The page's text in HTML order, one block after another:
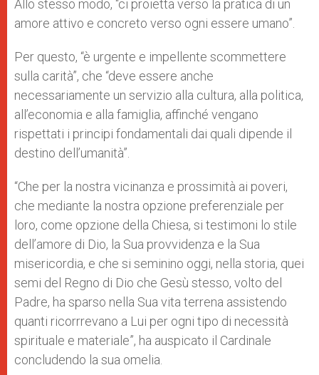
Allo stesso modo, “ci proietta verso la pratica di un
amore attivo e concreto verso ogni essere umano”.
Per questo, “è urgente e impellente scommettere
sulla carità”, che “deve essere anche
necessariamente un servizio alla cultura, alla politica,
all’economia e alla famiglia, affinché vengano
rispettati i principi fondamentali dai quali dipende il
destino dell’umanità”.
“Che per la nostra vicinanza e prossimità ai poveri,
che mediante la nostra opzione preferenziale per
loro, come opzione della Chiesa, si testimoni lo stile
dell’amore di Dio, la Sua provvidenza e la Sua
misericordia, e che si seminino oggi, nella storia, quei
semi del Regno di Dio che Gesù stesso, volto del
Padre, ha sparso nella Sua vita terrena assistendo
quanti ricorrrevano a Lui per ogni tipo di necessità
spirituale e materiale”, ha auspicato il Cardinale
concludendo la sua omelia.